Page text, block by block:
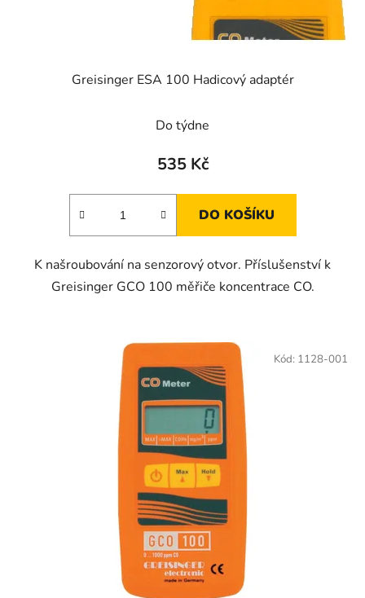
Greisinger ESA 100 Hadicový adaptér
Do týdne
535 Kč
DO KOŠÍKU
K našroubování na senzorový otvor. Příslušenství k
Greisinger GCO 100 měřiče koncentrace CO.
Kód: 1128-001